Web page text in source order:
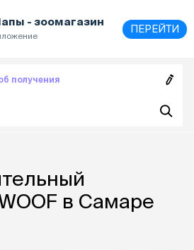
- зоомагазин
ПЕРЕЙТИ
получения
в Самаре